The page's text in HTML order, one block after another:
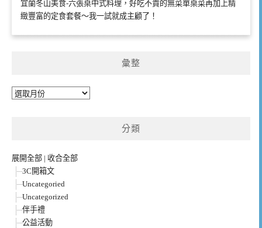
宜蘭冬山美食-六張桌中式料理，好吃不貴的無菜單桌菜再加上精
緻豐富的定食套餐～我一試就成主顧了！
彙整
彙
分類
展開全部 | 收合全部
3C開箱文
Uncategoried
Uncategorized
伴手禮
公益活動